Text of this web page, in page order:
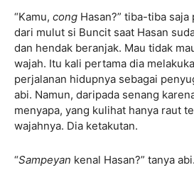
“Kamu, cong Hasan?” tiba-tiba
dari mulut si Buncit saat Hasan
dan hendak beranjak. Mau tidak
wajah. Itu kali pertama dia
perjalanan hidupnya sebagai
abi. Namun, daripada senang
menyapa, yang kulihat hanya raut
wajahnya. Dia ketakutan.
“Sampeyan kenal Hasan?” tanya abi.